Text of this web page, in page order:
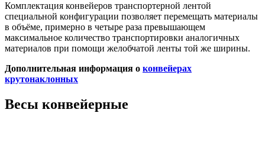
Комплектация конвейеров транспортерной лентой
специальной конфигурации позволяет перемещать материалы
в объёме, примерно в четыре раза превышающем
максимальное количество транспортировки аналогичных
материалов при помощи желобчатой ленты той же ширины.
Дополнительная информация о конвейерах
крутонаклонных
Весы конвейерные